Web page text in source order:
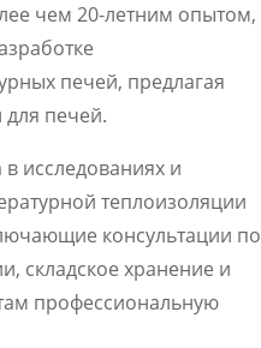
чем 20-летним опытом,
печей, предлагая
печей.
исследованиях и
теплоизоляции
консультации по
складское хранение и
профессиональную